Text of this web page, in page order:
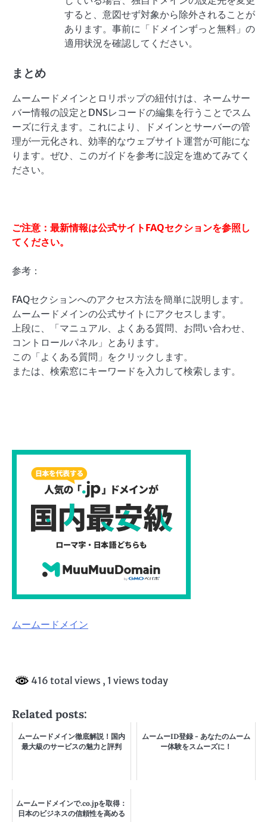
すると、意図せず対象から除外されることが
あります。事前に「ドメインずっと無料」の
適用状況を確認してください。
まとめ
ムームードメインとロリポップの紐付けは、ネームサー
バー情報の設定とDNSレコードの編集を行うことでスム
ーズに行えます。これにより、ドメインとサーバーの管
理が一元化され、効率的なウェブサイト運営が可能にな
ります。ぜひ、このガイドを参考に設定を進めてみてく
ださい。
ご注意：最新情報は公式サイトFAQセクションを参照し
てください。
参考：
FAQセクションへのアクセス方法を簡単に説明します。
ムームードメインの公式サイトにアクセスします。
上段に、「マニュアル、よくある質問、お問い合わせ、
コントロールパネル」とあります。
この「よくある質問」をクリックします。
または、検索窓にキーワードを入力して検索します。
ムームードメイン
416 total views , 1 views today
Related posts:
ムームードメイン徹底解説！国内
最大級のサービスの魅力と評判
ムームーID登録 - あなたのムーム
ー体験をスムーズに！
ムームードメインで.co.jpを取得：
日本のビジネスの信頼性を高める